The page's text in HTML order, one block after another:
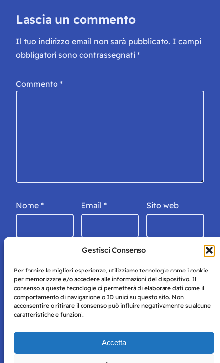
Gestisci Consenso
Per fornire le migliori esperienze, utilizziamo tecnologie come i cookie
per memorizzare e/o accedere alle informazioni del dispositivo. Il
consenso a queste tecnologie ci permetterà di elaborare dati come il
comportamento di navigazione o ID unici su questo sito. Non
acconsentire o ritirare il consenso può influire negativamente su alcune
caratteristiche e funzioni.
Accetta
Lascia un commento
Il tuo indirizzo email non sarà pubblicato. I campi
obbligatori sono contrassegnati *
Commento *
Nome * Email * Sito web
Storie di Napoli è una testata registrata presso il tribunale di